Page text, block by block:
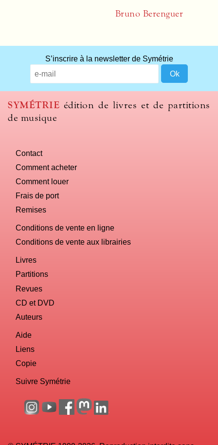
Bruno Berenguer
we
use
to
name
S’inscrire à la newsletter de Symétrie
SYMÉTRIE édition de livres et de partitions
de musique
Contact
Comment acheter
Comment louer
Frais de port
Remises
Conditions de vente en ligne
Conditions de vente aux librairies
Livres
Partitions
Revues
CD et DVD
Auteurs
Aide
Liens
Copie
Suivre Symétrie